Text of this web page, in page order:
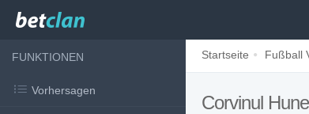
FUNKTIONEN
Vorhersagen
Startseite Fußball
Corvinul